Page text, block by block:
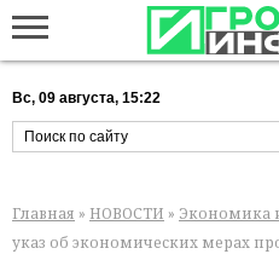
Вс, 09 августа, 15:22
Главная » НОВОСТИ » Экономика
указ об экономических мерах